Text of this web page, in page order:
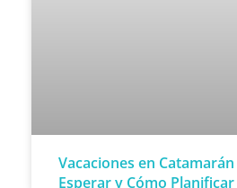
Vacaciones en
Esperar y Cómo Planificar